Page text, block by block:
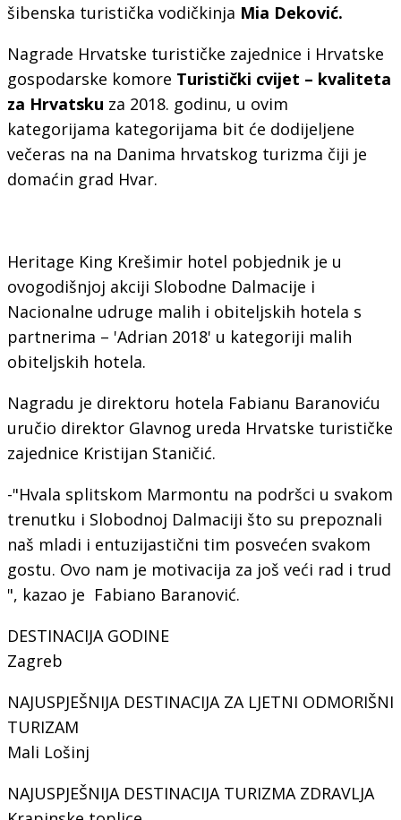
šibenska turistička vodičkinja Mia Deković.
Nagrade Hrvatske turističke zajednice i Hrvatske
gospodarske komore Turistički cvijet – kvaliteta
za Hrvatsku za 2018. godinu, u ovim
kategorijama kategorijama bit će dodijeljene
večeras na na Danima hrvatskog turizma čiji je
domaćin grad Hvar.
Heritage King Krešimir hotel pobjednik je u
ovogodišnjoj akciji Slobodne Dalmacije i
Nacionalne udruge malih i obiteljskih hotela s
partnerima – 'Adrian 2018' u kategoriji malih
obiteljskih hotela.
Nagradu je direktoru hotela Fabianu Baranoviću
uručio direktor Glavnog ureda Hrvatske turističke
zajednice Kristijan Staničić.
-"Hvala splitskom Marmontu na podršci u svakom
trenutku i Slobodnoj Dalmaciji što su prepoznali
naš mladi i entuzijastični tim posvećen svakom
gostu. Ovo nam je motivacija za još veći rad i trud
", kazao je Fabiano Baranović.
DESTINACIJA GODINE
Zagreb
NAJUSPJEŠNIJA DESTINACIJA ZA LJETNI ODMORIŠNI
TURIZAM
Mali Lošinj
NAJUSPJEŠNIJA DESTINACIJA TURIZMA ZDRAVLJA